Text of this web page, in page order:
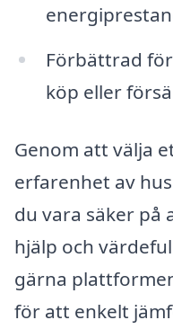
Förbättrad
köp eller
Genom att välja
erfarenhet av
du vara säker på
hjälp och
gärna
för att enkelt